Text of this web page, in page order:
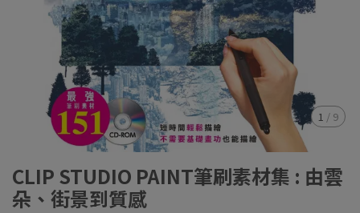
1 / 9
CLIP STUDIO PAINT筆刷素材集 : 由雲
朵、街景到質感